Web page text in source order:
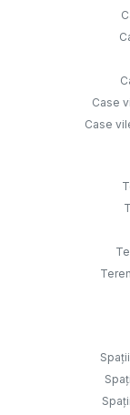
Case
Case